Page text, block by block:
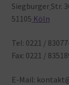
Siegburger Str.
51105 Köln
Tel: 0221 /
Fax: 0221 /
E-Mail: